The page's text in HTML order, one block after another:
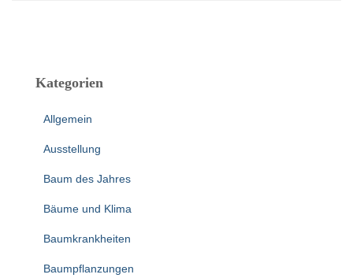
Kategorien
Allgemein
Ausstellung
Baum des Jahres
Bäume und Klima
Baumkrankheiten
Baumpflanzungen